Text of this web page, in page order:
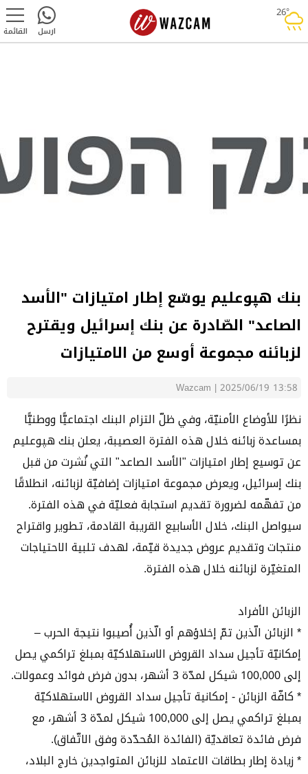
26°rainy القائمة ارسل
بنك هپوعليم يوسّع إطار امتيازات "الأسد
الصاعد" الصّادرة عن بنك إسرائيل ويقترح
لزبائنه مجموعة أوسع من الامتيازات
Wazcam | 2025/06/19 13:58
نظرًا للأوضاع الأمنيّة، وفي ظلّ التزام البنك اجتماعيًّا ووطنيًّا
بمساعدة زبائنه خلال هذه الفترة العصيبة، يعلن بنك هپوعليم
عن توسيع إطار امتيازات "الأسد الصاعد" التي نُشرت من قبل
بنك إسرائيل، ويعرض مجموعة امتيازات إضافيّة لزبائنه، انطلاقًا
من تفهّمه لضرورة تقديم استجابة فعليّة في هذه الفترة.
سيواصل البنك، خلال الأسابيع القريبة القادمة، تطوير واقتراح
منتجات وتقديم عروض جديدة قيّمة، لهدف تلبية الاحتياجات
المتغيّرة لزبائنه خلال هذه الفترة.
الزبائن الأفراد
* الزبائن الّذين تمّ إخلاؤهم أو الّذين أُصيبوا نتيجة الحرب –
إمكانيّة تأجيل سداد القروض الاستهلاكيّة بمبلغ تراكمي يصل
إلى 100,000 شيكل لمدّة 3 أشهر، بدون فرض فوائد وعمولات.
* كافّة الزبائن - إمكانية تأجيل سداد القروض الاستهلاكيّة
بمبلغ تراكمي يصل إلى 100,000 شيكل لمدّة 3 أشهر، مع
فرض فائدة تعاقديّة (الفائدة المُحدّدة وفق الاتّفاق).
* زيادة إطار بطاقات الاعتماد للزبائن المتواجدين خارج البلاد،